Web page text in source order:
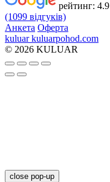
рейтинг: 4.9
(1099 відгуків)
Анкета Оферта
kuluar kuluarpohod.com
© 2026 KULUAR
close pop-up